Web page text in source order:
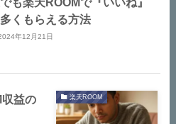
くもらえる方法
年12月21日
楽天ROOM
益の